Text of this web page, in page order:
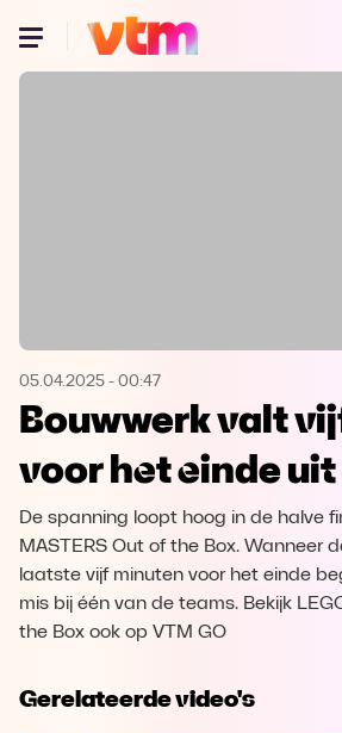
Oeps, browser niet
Microsoft Edge
Opera
05.04.2025 - 00:47
Bouwwerk valt
voor het einde
De spanning loopt hoog in de halve
MASTERS Out of the Box. Wanneer
laatste vijf minuten voor het einde
mis bij één van de teams. Bekijk
the Box ook op VTM GO
Gerelateerde video's